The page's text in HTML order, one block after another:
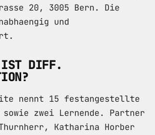
20, 3005 Bern. Die
und
IST DIFF.
nennt 15 festangestellte
zwei Lernende. Partner
Katharina Horber